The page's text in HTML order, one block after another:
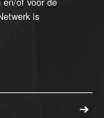
is